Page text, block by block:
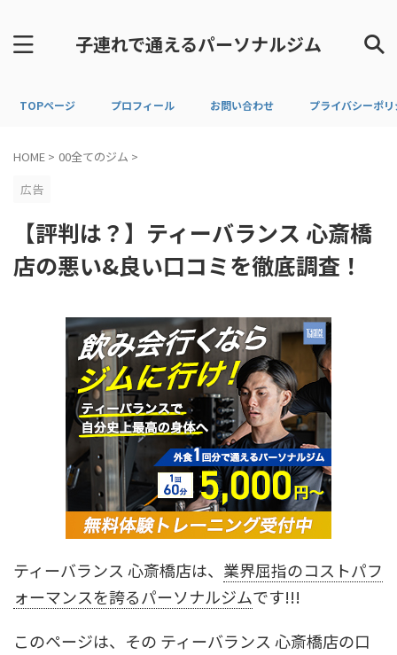
子連れで通えるパーソナルジム
TOPページ プロフィール お問い合わせ プライバシーポ
HOME > 00全てのジム >
広告
【評判は？】ティーバランス 心斎橋
店の悪い&良い口コミを徹底調査！
ティーバランス 心斎橋店は、 業界屈指のコストパフ
ォーマンスを誇るパーソナルジムです!!!
このページは、その ティーバランス 心斎橋店の口